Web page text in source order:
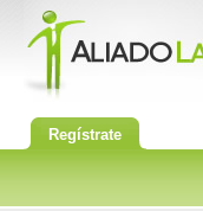
Regístrate